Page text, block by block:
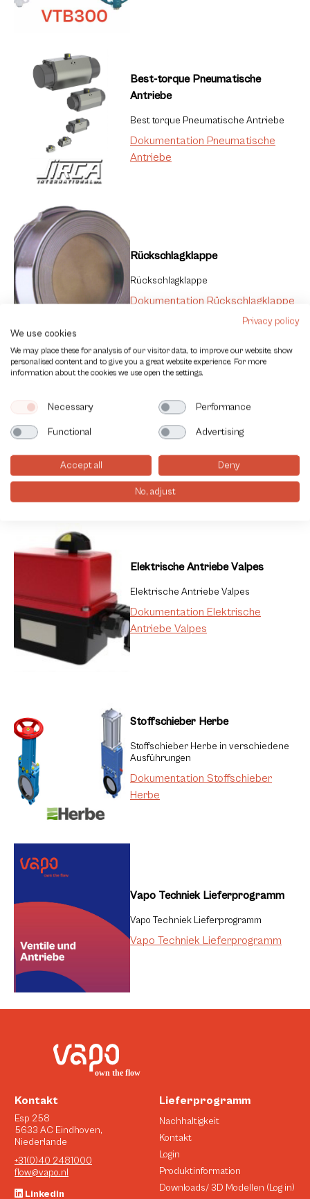
Best-torque Pneumatische
Antriebe
Best torque Pneumatische Antriebe
Dokumentation Pneumatische
Antriebe
Rückschlagklappe
Rückschlagklappe
Dokumentation Rückschlagklappe
Zubehör
Zubehör kontrolieren Sie Ihren
Dokumentation Zubehör
Elektrische Antriebe Valpes
Elektrische Antriebe Valpes
Dokumentation Elektrische
Antriebe Valpes
Stoffschieber Herbe
Stoffschieber Herbe in verschiedene
Ausführungen
Dokumentation Stoffschieber
Herbe
Vapo Techniek Lieferprogramm
Vapo Techniek Lieferprogramm
Vapo Techniek Lieferprogramm
Kontakt
Esp 258
5633 AC Eindhoven,
Niederlande
+31(0)40 2481000
flow@vapo.nl
Linkedin
Lieferprogramm
Nachhaltigkeit
Kontakt
Login
Produktinformation
Downloads/ 3D Modellen (Log in)
Privacy policy
We use cookies
We may place these for analysis of our visitor data, to improve our website, show
personalised content and to give you a great website experience. For more
information about the cookies we use open the settings.
Necessary Performance
Functional Advertising
Accept all Deny
No, adjust